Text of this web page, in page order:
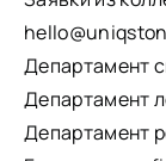
Департамент
Департамент
Департамент